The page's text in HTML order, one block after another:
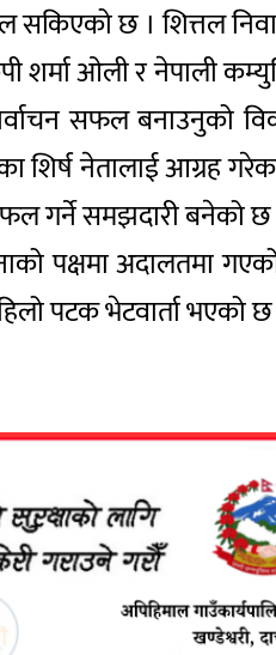
छ । शित्तल
शर्मा ओली र नेपाली
सफल बनाउनुको
शिर्ष नेतालाई आग्रह
गर्ने समझदारी बनेको
पक्षमा अदालतमा
पटक भेटवार्ता भएको छ